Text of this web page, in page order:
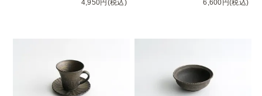
4,950円(税込) 6,600円(税込)